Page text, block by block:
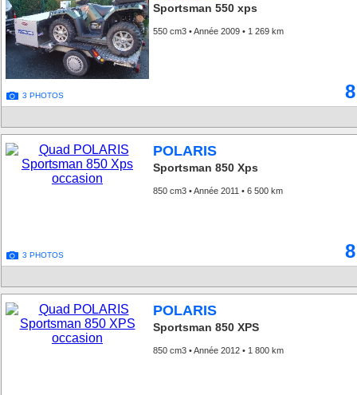
3 PHOTOS
Sportsman 550 xps
550 cm3 • Année 2009 • 1 269 km
3 PHOTOS
POLARIS
Sportsman 850 Xps
850 cm3 • Année 2011 • 6 500 km
POLARIS
Sportsman 850 XPS
850 cm3 • Année 2012 • 1 800 km